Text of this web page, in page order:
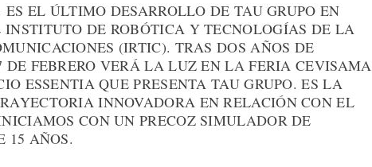
EL ÚLTIMO DESARROLLO DE TAU GRUPO EN
DE ROBÓTICA Y TECNOLOGÍAS DE LA
(IRTIC). TRAS DOS AÑOS DE
DE FEBRERO VERÁ LA LUZ EN LA FERIA CEVISAMA
ESSENTIA QUE PRESENTA TAU GRUPO. ES LA
INNOVADORA EN RELACIÓN CON EL
CON UN PRECOZ SIMULADOR DE
15 AÑOS.